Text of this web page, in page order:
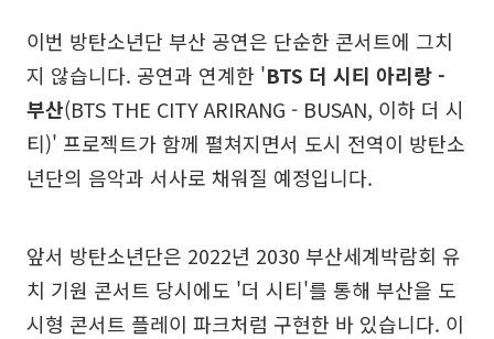
이번 방탄소년단 부산 공연은 단순한 콘서트에 그치
지 않습니다. 공연과 연계한 'BTS 더 시티 아리랑 -
부산(BTS THE CITY ARIRANG - BUSAN, 이하 더 시
티)' 프로젝트가 함께 펼쳐지면서 도시 전역이 방탄소
년단의 음악과 서사로 채워질 예정입니다.
앞서 방탄소년단은 2022년 2030 부산세계박람회 유
치 기원 콘서트 당시에도 '더 시티'를 통해 부산을 도
시형 콘서트 플레이 파크처럼 구현한 바 있습니다. 이